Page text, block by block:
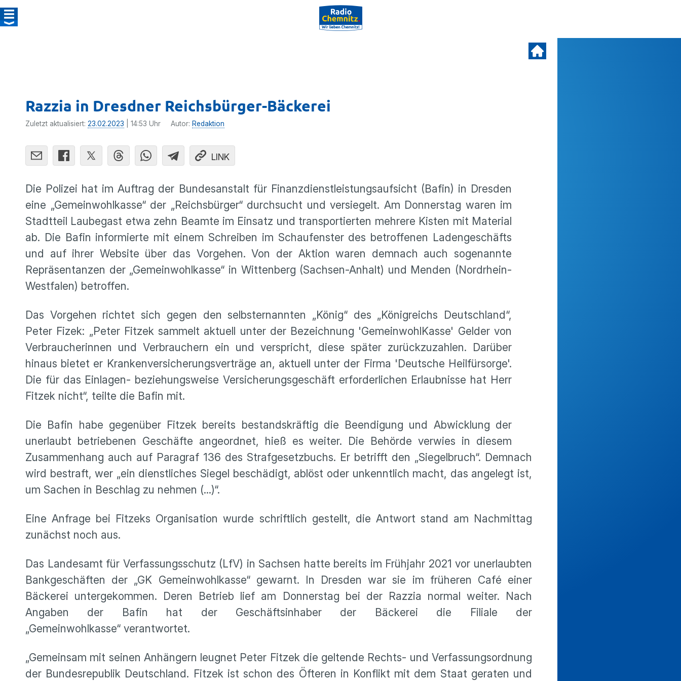
Razzia in Dresdner Reichsbürger-Bäckerei
Zuletzt aktualisiert: 23.02.2023 | 14:53 Uhr Autor: Redaktion
LINK
Die Polizei hat im Auftrag der Bundesanstalt für Finanzdienstleistungsaufsicht (Bafin) in Dresden
eine „Gemeinwohlkasse“ der „Reichsbürger“ durchsucht und versiegelt. Am Donnerstag waren im
Stadtteil Laubegast etwa zehn Beamte im Einsatz und transportierten mehrere Kisten mit Material
ab. Die Bafin informierte mit einem Schreiben im Schaufenster des betroffenen Ladengeschäfts
und auf ihrer Website über das Vorgehen. Von der Aktion waren demnach auch sogenannte
Repräsentanzen der „Gemeinwohlkasse“ in Wittenberg (Sachsen-Anhalt) und Menden (Nordrhein-
Westfalen) betroffen.
Das Vorgehen richtet sich gegen den selbsternannten „König“ des „Königreichs Deutschland“,
Peter Fizek: „Peter Fitzek sammelt aktuell unter der Bezeichnung 'GemeinwohlKasse' Gelder von
Verbraucherinnen und Verbrauchern ein und verspricht, diese später zurückzuzahlen. Darüber
hinaus bietet er Krankenversicherungsverträge an, aktuell unter der Firma 'Deutsche Heilfürsorge'.
Die für das Einlagen- beziehungsweise Versicherungsgeschäft erforderlichen Erlaubnisse hat Herr
Fitzek nicht“, teilte die Bafin mit.
Die Bafin habe gegenüber Fitzek bereits bestandskräftig die Beendigung und Abwicklung der
unerlaubt betriebenen Geschäfte angeordnet, hieß es weiter. Die Behörde verwies in diesem
Zusammenhang auch auf Paragraf 136 des Strafgesetzbuchs. Er betrifft den „Siegelbruch“. Demnach
wird bestraft, wer „ein dienstliches Siegel beschädigt, ablöst oder unkenntlich macht, das angelegt ist,
um Sachen in Beschlag zu nehmen (...)“.
Eine Anfrage bei Fitzeks Organisation wurde schriftlich gestellt, die Antwort stand am Nachmittag
zunächst noch aus.
Das Landesamt für Verfassungsschutz (LfV) in Sachsen hatte bereits im Frühjahr 2021 vor unerlaubten
Bankgeschäften der „GK Gemeinwohlkasse“ gewarnt. In Dresden war sie im früheren Café einer
Bäckerei untergekommen. Deren Betrieb lief am Donnerstag bei der Razzia normal weiter. Nach
Angaben der Bafin hat der Geschäftsinhaber der Bäckerei die Filiale der
„Gemeinwohlkasse“ verantwortet.
„Gemeinsam mit seinen Anhängern leugnet Peter Fitzek die geltende Rechts- und Verfassungsordnung
der Bundesrepublik Deutschland. Fitzek ist schon des Öfteren in Konflikt mit dem Staat geraten und